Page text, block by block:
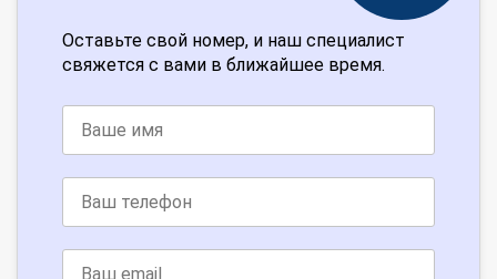
Оставьте свой номер, и наш специалист
свяжется с вами в ближайшее время.